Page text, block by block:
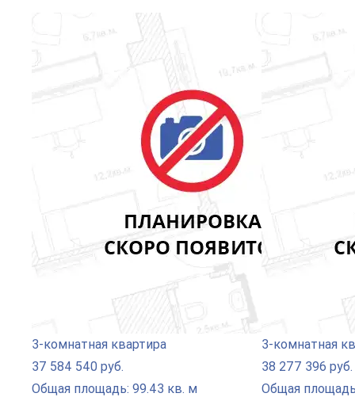
3-комнатная квартира
37 584 540 руб.
Общая площадь: 99.43 кв. м
3-комнатная
38 277 396 руб.
Общая